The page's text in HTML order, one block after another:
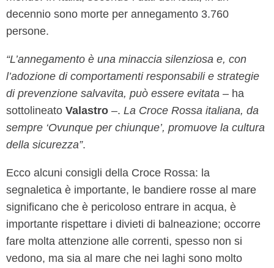
decennio sono morte per annegamento 3.760
persone.
“L’annegamento è una minaccia silenziosa e, con
l’adozione di comportamenti responsabili e strategie
di prevenzione salvavita, può essere evitata – ha
sottolineato Valastro –. La Croce Rossa italiana, da
sempre ‘Ovunque per chiunque’, promuove la cultura
della sicurezza”.
Ecco alcuni consigli della Croce Rossa: la
segnaletica è importante, le bandiere rosse al mare
significano che è pericoloso entrare in acqua, è
importante rispettare i divieti di balneazione; occorre
fare molta attenzione alle correnti, spesso non si
vedono, ma sia al mare che nei laghi sono molto